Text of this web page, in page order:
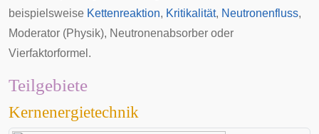
beispielsweise Kettenreaktion, Kritikalität, Neutronenfluss,
Moderator (Physik), Neutronenabsorber oder
Vierfaktorformel .
Teilgebiete
Kernenergietechnik